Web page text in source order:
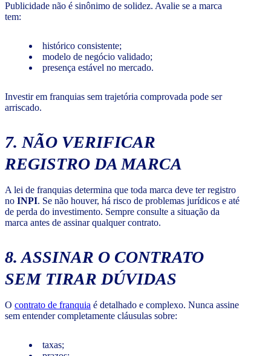
Publicidade não é sinônimo de solidez. Avalie se a marca
tem:
histórico consistente;
modelo de negócio validado;
presença estável no mercado.
Investir em franquias sem trajetória comprovada pode ser
arriscado.
7. NÃO VERIFICAR
REGISTRO DA MARCA
A lei de franquias determina que toda marca deve ter registro
no INPI. Se não houver, há risco de problemas jurídicos e até
de perda do investimento. Sempre consulte a situação da
marca antes de assinar qualquer contrato.
8. ASSINAR O CONTRATO
SEM TIRAR DÚVIDAS
O contrato de franquia é detalhado e complexo. Nunca assine
sem entender completamente cláusulas sobre:
taxas;